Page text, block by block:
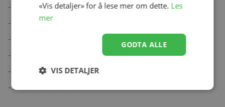
- Myk og herlig 100% bambusviskose.
- Gir stabil temperatur.
- 2-veis glidelås som gjør bleieskift enkelt
- Mindre glidelås på baksiden for tilgang til 5-pkt sele
- Øko-Tex 100 sertifiserte tekstiler.
- Passer fra 0-18 mnd.
«Vis detaljer» for å lese mer om dette. Les
mer
GODTA ALLE
VIS DETALJER